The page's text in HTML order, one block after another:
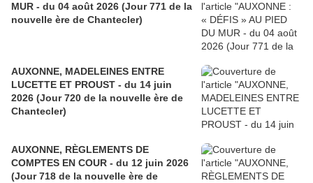
MUR - du 04 août 2026 (Jour 771 de la
nouvelle ère de Chantecler)
AUXONNE, MADELEINES ENTRE
LUCETTE ET PROUST - du 14 juin
2026 (Jour 720 de la nouvelle ère de
Chantecler)
AUXONNE, RÈGLEMENTS DE
COMPTES EN COUR - du 12 juin 2026
(Jour 718 de la nouvelle ère de